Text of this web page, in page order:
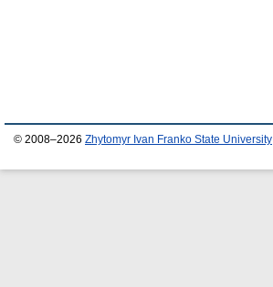
© 2008–2026 Zhytomyr Ivan Franko State University